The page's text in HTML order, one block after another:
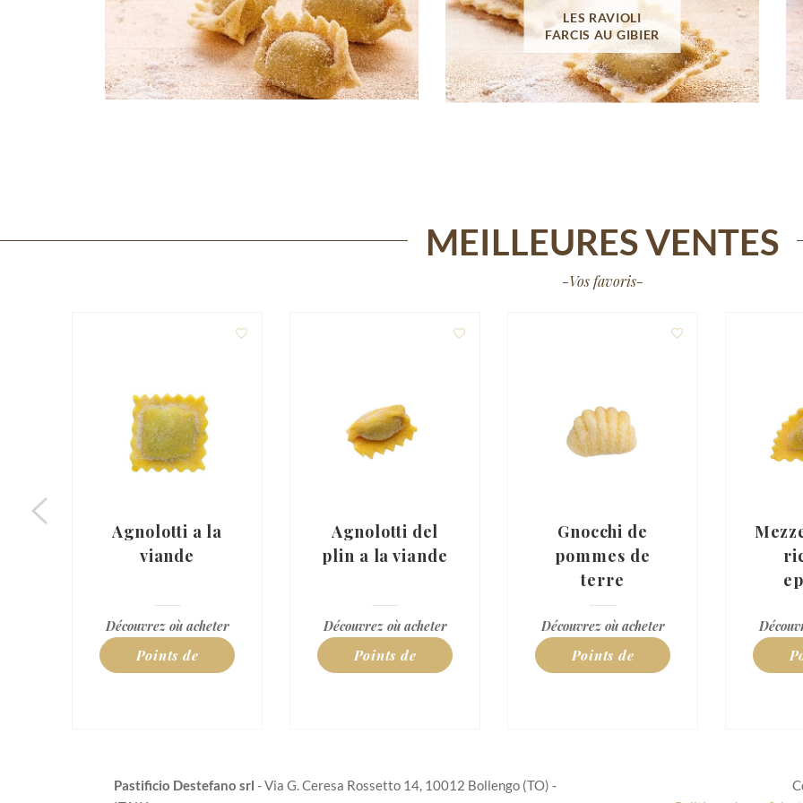
LES RAVIOLI
FARCIS AU GIBIER
MEILLEURES VENTES
-Vos favoris-
Agnolotti a la
viande
Découvrez où acheter
Points de
Agnolotti del
plin a la viande
Découvrez où acheter
Points de
Gnocchi de
pommes de
terre
Découvrez où acheter
Points de
Pastificio Destefano srl - Via G. Ceresa Rossetto 14, 10012 Bollengo (TO) -